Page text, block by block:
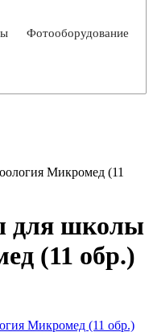
Фотооборудование
Микромед (11
для школы
(11 обр.)